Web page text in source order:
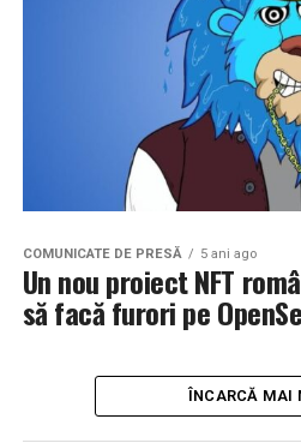
COMUNICATE DE PRESĂ 5 ani ago
Un nou proiect NFT
să facă furori pe
ÎNCARCĂ MAI